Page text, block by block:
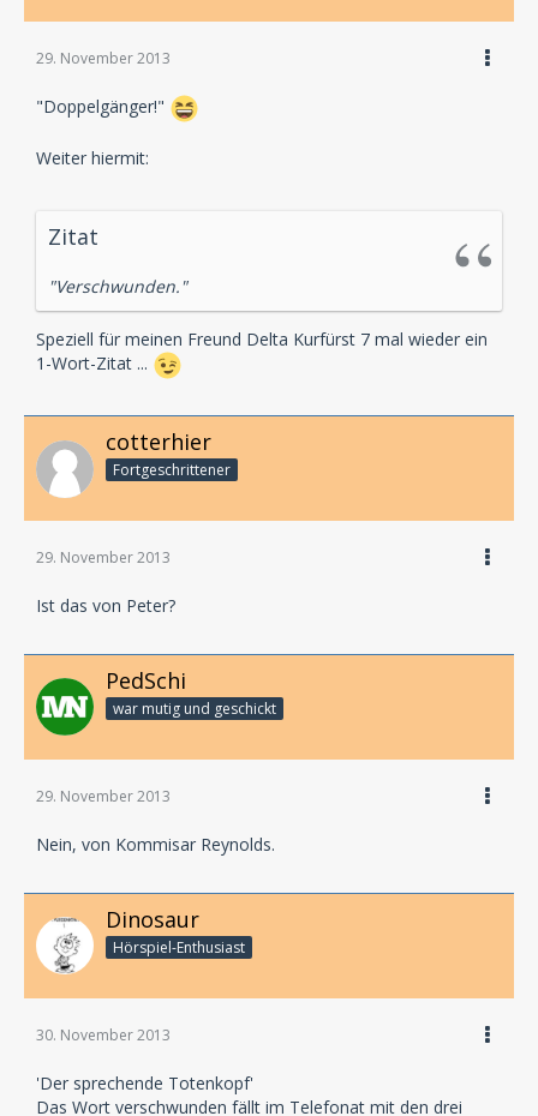
29. November 2013
"Doppelgänger!"
Weiter hiermit:
Zitat
"Verschwunden."
Speziell für meinen Freund Delta Kurfürst 7 mal wieder ein
1-Wort-Zitat ...
cotterhier
Fortgeschrittener
29. November 2013
Ist das von Peter?
PedSchi
war mutig und geschickt
29. November 2013
Nein, von Kommisar Reynolds.
Dinosaur
Hörspiel-En­thu­si­ast
30. November 2013
'Der sprechende Totenkopf'
Das Wort verschwunden fällt im Telefonat mit den drei